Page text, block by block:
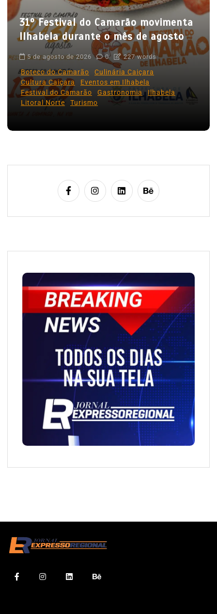
s
31º Festival do Camarão movimenta
Ilhabela durante o mês de agosto
5 de agosto de 2026 0 227 words
Boteco do Camarão
Culinária Caiçara
Cultura Caiçara
Eventos em Ilhabela
Festival do Camarão
Gastronomia
Ilhabela
Litoral Norte
Turismo